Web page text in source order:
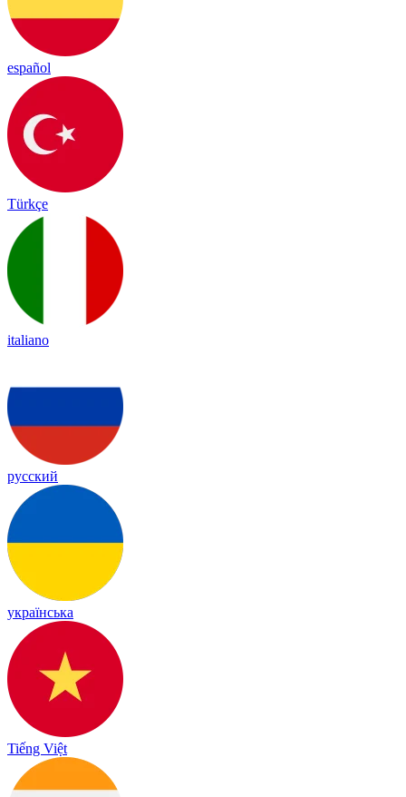
español
Türkçe
italiano
русский
українська
Tiếng Việt